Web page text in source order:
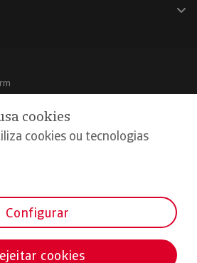
cookies
cookies ou tecnologias
Configurar
cookies